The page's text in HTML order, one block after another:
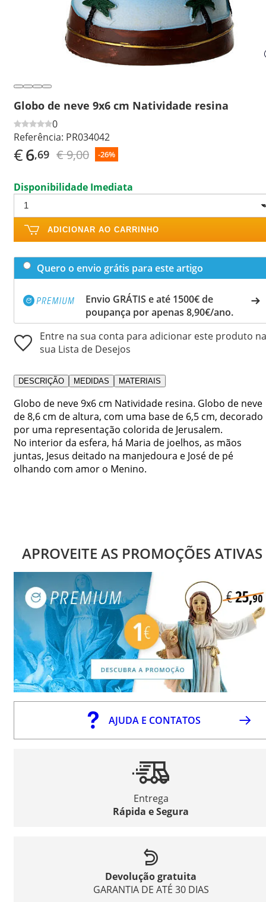
Globo de neve 9x6 cm Natividade resina
0
Referência: PR034042
€6,69 € 9,00 -26%
Disponibilidade Imediata
ADICIONAR AO CARRINHO
Quero o envio grátis para este artigo
Envio GRÁTIS e até 1500€ de
poupança por apenas 8,90€/ano.
Entre na sua conta para adicionar este produto na
sua Lista de Desejos
DESCRIÇÃO MEDIDAS MATERIAIS
Globo de neve 9x6 cm Natividade resina. Globo de neve
de 8,6 cm de altura, com uma base de 6,5 cm, decorado
por uma representação colorida de Jerusalem.
No interior da esfera, há Maria de joelhos, as mãos
juntas, Jesus deitado na manjedoura e José de pé
olhando com amor o Menino.
APROVEITE AS PROMOÇÕES ATIVAS
AJUDA E CONTATOS
Entrega
Rápida e Segura
Devolução gratuita
GARANTIA DE ATÉ 30 DIAS